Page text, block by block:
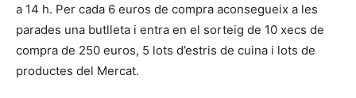
a 14 h. Per cada 6 euros de compra aconsegueix a les
parades una butlleta i entra en el sorteig de 10 xecs de
compra de 250 euros, 5 lots d’estris de cuina i lots de
productes del Mercat.